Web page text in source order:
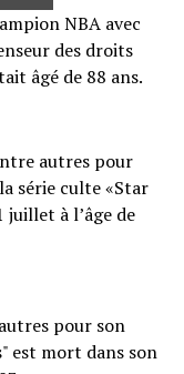
NBA avec
des droits
âgé de 88 ans.
autres pour
série culte «Star
juillet à l’âge de
pour son
est mort dans son